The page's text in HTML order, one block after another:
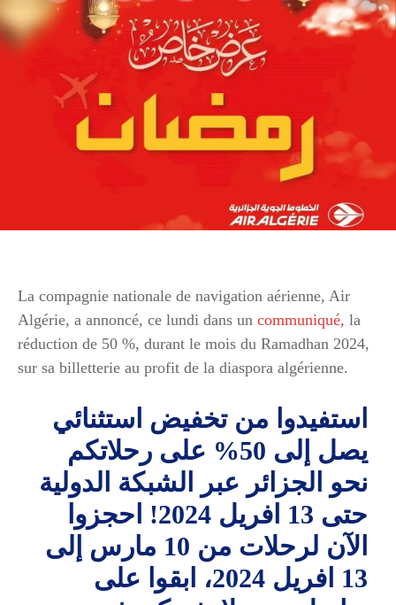
La compagnie nationale de navigation aérienne, Air
Algérie, a annoncé, ce lundi dans un communiqué, la
réduction de 50 %, durant le mois du Ramadhan 2024,
sur sa billetterie au profit de la diaspora algérienne.
استفيدوا من تخفيض استثنائي
يصل إلى 50% على رحلاتكم
نحو الجزائر عبر الشبكة الدولية
حتى 13 افريل 2024! احجزوا
الآن لرحلات من 10 مارس إلى
13 افريل 2024، ابقوا على